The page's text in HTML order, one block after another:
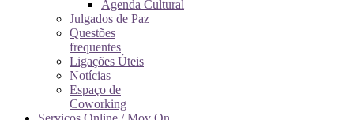
Agenda Cultural
Julgados de Paz
Questões
frequentes
Ligações Úteis
Notícias
Espaço de
Coworking